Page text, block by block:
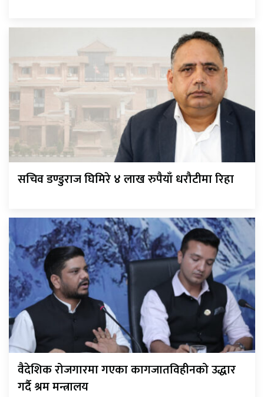
सचिव डण्डुराज घिमिरे ४ लाख रुपैयाँ धरौटीमा रिहा
वैदेशिक रोजगारमा गएका कागजातविहीनको उद्धार
गर्दै श्रम मन्त्रालय